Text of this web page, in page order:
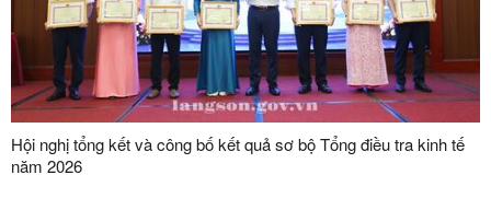
Hội nghị tổng kết và công bố kết quả sơ bộ Tổng điều tra kinh tế
năm 2026